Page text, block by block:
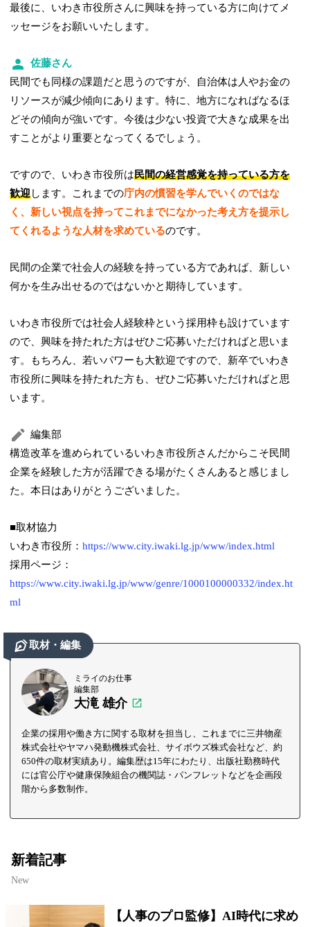
最後に、いわき市役所さんに興味を持っている方に向けてメ
ッセージをお願いいたします。
佐藤さん
民間でも同様の課題だと思うのですが、自治体は人やお金の
リソースが減少傾向にあります。特に、地方になればなるほ
どその傾向が強いです。今後は少ない投資で大きな成果を出
すことがより重要となってくるでしょう。
ですので、いわき市役所は民間の経営感覚を持っている方を
歓迎します。これまでの庁内の慣習を学んでいくのではな
く、新しい視点を持ってこれまでになかった考え方を提示し
てくれるような人材を求めているのです。
民間の企業で社会人の経験を持っている方であれば、新しい
何かを生み出せるのではないかと期待しています。
いわき市役所では社会人経験枠という採用枠も設けています
ので、興味を持たれた方はぜひご応募いただければと思いま
す。もちろん、若いパワーも大歓迎ですので、新卒でいわき
市役所に興味を持たれた方も、ぜひご応募いただければと思
います。
編集部
構造改革を進められているいわき市役所さんだからこそ民間
企業を経験した方が活躍できる場がたくさんあると感じまし
た。本日はありがとうございました。
■取材協力
いわき市役所：https://www.city.iwaki.lg.jp/www/index.html
採用ページ：
https://www.city.iwaki.lg.jp/www/genre/1000100000332/index.ht
ml
取材・編集
ミライのお仕事
編集部
大滝 雄介
企業の採用や働き方に関する取材を担当し、これまでに三井物産
株式会社やヤマハ発動機株式会社、サイボウズ株式会社など、約
650件の取材実績あり。編集歴は15年にわたり、出版社勤務時代
には官公庁や健康保険組合の機関誌・パンフレットなどを企画段
階から多数制作。
新着記事
New
【人事のプロ監修】AI時代に求め